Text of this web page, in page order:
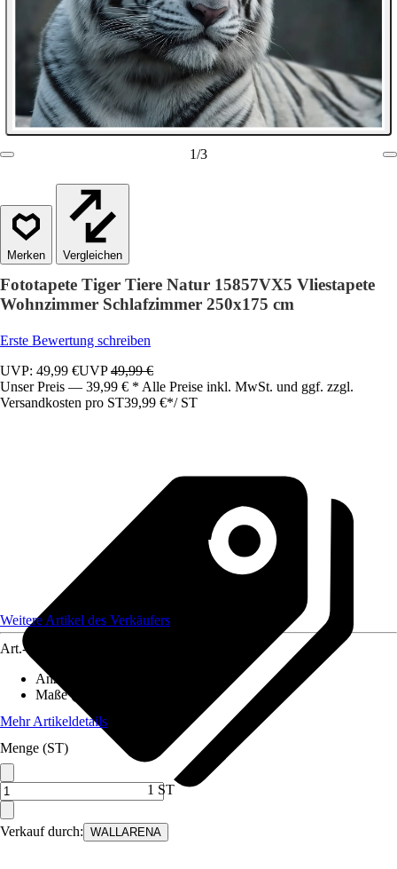
1/3
Vergleichen
Fototapete Tiger Tiere Natur 15857VX5 Vliestapete
Wohnzimmer Schlafzimmer 250x175 cm
Erste Bewertung schreiben
UVP: 49,99 €UVP49,99 €
Unser Preis — 39,99 € * Alle Preise inkl. MwSt. und ggf. zzgl.
Versandkosten pro ST39,99 €*/ ST
Verkauf durch: WALLARENA
Weitere Artikel des Verkäufers
Art.-Nr.
Anzahl der Teile
Maße (BxH)
Mehr Artikeldetails
Menge (ST)
1 ST